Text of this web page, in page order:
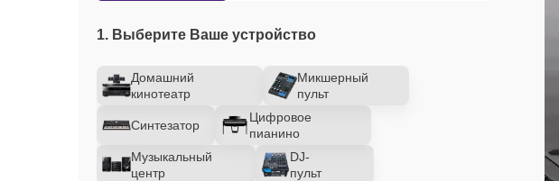
1. Выберите Ваше устройство
Домашний
кинотеатр
Микшерный
пульт
Синтезатор
Цифровое
пианино
Музыкальный
центр
DJ-
пульт